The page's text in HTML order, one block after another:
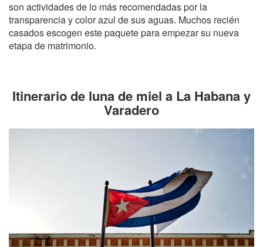
son actividades de lo más recomendadas por la
transparencia y color azul de sus aguas. Muchos recién
casados escogen este paquete para empezar su nueva
etapa de matrimonio.
Itinerario de luna de miel a La Habana y
Varadero